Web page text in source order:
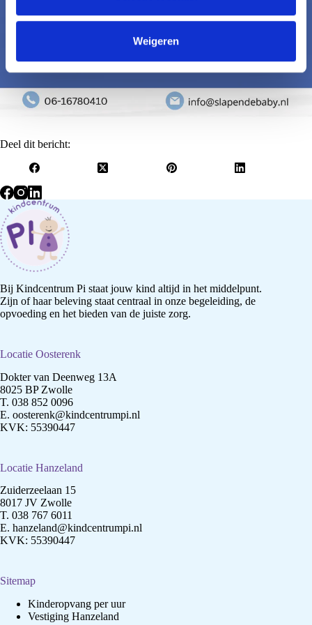
Weigeren
Deel dit bericht:
Bij Kindcentrum Pi staat jouw kind altijd in het middelpunt.
Zijn of haar beleving staat centraal in onze begeleiding, de
opvoeding en het bieden van de juiste zorg.
Locatie Oosterenk
Dokter van Deenweg 13A
8025 BP Zwolle
T. 038 852 0096
E. oosterenk@kindcentrumpi.nl
KVK: 55390447
Locatie Hanzeland
Zuiderzeelaan 15
8017 JV Zwolle
T. 038 767 6011
E. hanzeland@kindcentrumpi.nl
KVK: 55390447
Sitemap
Kinderopvang per uur
Vestiging Hanzeland